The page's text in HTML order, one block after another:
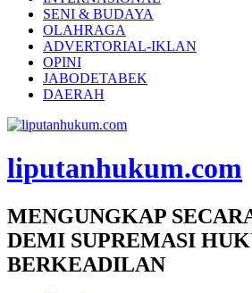
SENI & BUDAYA
OLAHRAGA
ADVERTORIAL-IKLAN
OPINI
JABODETABEK
DAERAH
liputanhukum.com
MENGUNGKAP
DEMI SUPREMASI
BERKEADILAN